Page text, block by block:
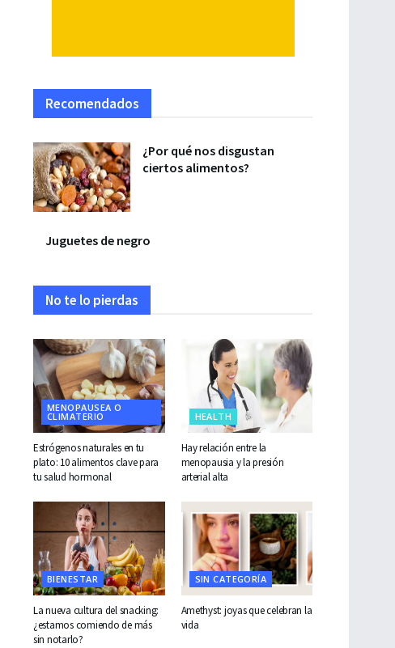
Recomendados
¿Por qué nos disgustan
ciertos alimentos?
Juguetes de negro
No te lo pierdas
MENOPAUSEA O
CLIMATERIO
Estrógenos naturales en tu
plato: 10 alimentos clave para
tu salud hormonal
HEALTH
Hay relación entre la
menopausia y la presión
arterial alta
BIENESTAR
La nueva cultura del snacking:
¿estamos comiendo de más
sin notarlo?
SIN CATEGORÍA
Amethyst: joyas que celebran la
vida